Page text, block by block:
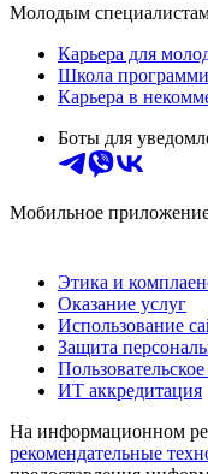
Молодым
Карьера для
Школа
Карьера в
Боты для
Мобильное
Этика и
Оказание услуг
Использование
Защита
ИТ аккредитация
На информационном
рекомендательные